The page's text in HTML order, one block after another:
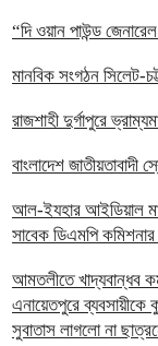
“দি ওয়ান পাউন্ড
মানবিক সংগঠন সিলেট-
রাজশাহী দুর্গাপুরে
বাংলাদেশ
আল-ইযহার আইডিয়াল
সাবেক ডিএমপি
আমতলীতে খাদ্যবান্ধব
এনায়েতপুরে ব্যবসায়ীকে
সুবাতাস লাগলো না